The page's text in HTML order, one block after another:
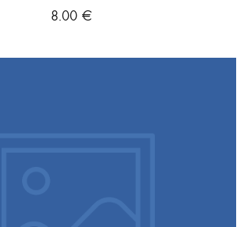
8.00 €